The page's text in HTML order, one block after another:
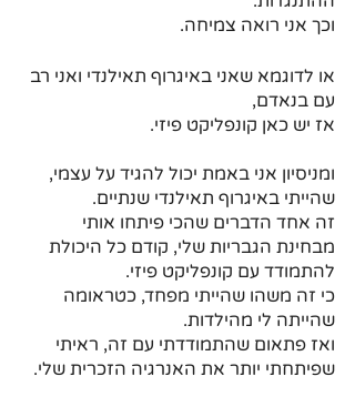
וכך אני רואה צמיחה.
או לדוגמא שאני באיגרוף תאילנדי ואני רב
עם בנאדם,
אז יש כאן קונפליקט פיזי.
ומניסיון אני באמת יכול להגיד על עצמי,
שהייתי באיגרוף תאילנדי שנתיים.
זה אחד הדברים שהכי פיתחו אותי
מבחינת הגבריות שלי, קודם כל היכולת
להתמודד עם קונפליקט פיזי.
כי זה משהו שהייתי מפחד, כטראומה
שהייתה לי מהילדות.
ואז פתאום שהתמודדתי עם זה, ראיתי
שפיתחתי יותר את האנרגיה הזכרית שלי.